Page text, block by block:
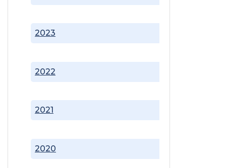
2020
2021
2022
2023